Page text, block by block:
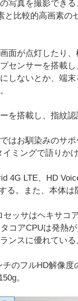
写真を撮影でき
と比較的高画素
面が点灯したり
センサーを搭載
しないとか、端
を搭載し、指紋
はお馴染みのサ
ミングで語りか
4G LTE、HD
る。また、本体は
ッサはヘキサコ
コアCPUは発熱
ンスに優れている
のフルHD解像
。